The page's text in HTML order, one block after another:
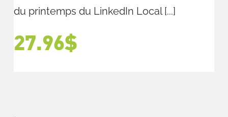
du printemps du LinkedIn Local [...]
27.96$